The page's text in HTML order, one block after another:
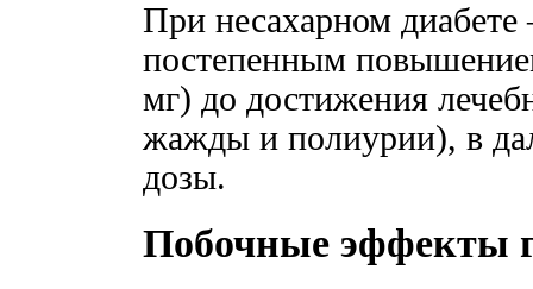
При несахарном
постепенным
мг) до достижения
жажды и полиурии), в
дозы.
Побочные эффекты